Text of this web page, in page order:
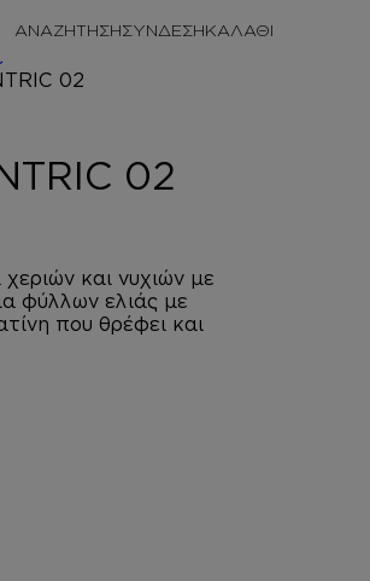
ΑΝΑΖΗΤΗΣΗΣΥΝΔΕΣΗ
02
και νυχιών με
φύλλων ελιάς με
που θρέφει και